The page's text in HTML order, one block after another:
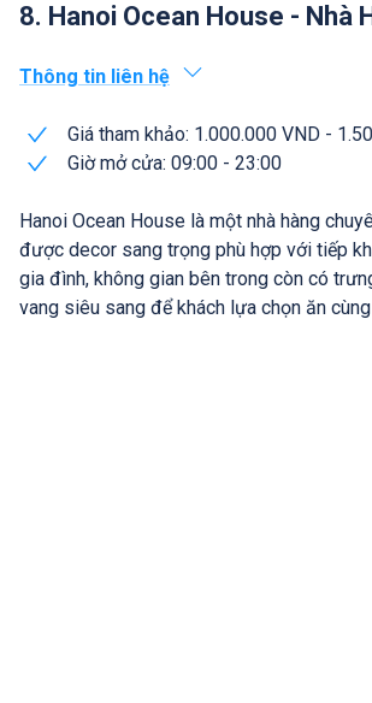
8. Hanoi Ocean House - Nhà
Thông tin liên hệ
Giá tham khảo: 1.000.000 VND -
Giờ mở cửa: 09:00 - 23:00
Hanoi Ocean House là một nhà hàng
được decor sang trọng phù hợp với tiếp
gia đình, không gian bên trong còn có
vang siêu sang để khách lựa chọn ăn